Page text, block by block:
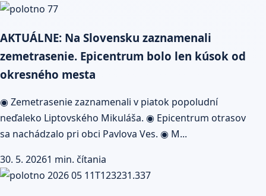
AKTUÁLNE: Na Slovensku zaznamenali
zemetrasenie. Epicentrum bolo len kúsok od
okresného mesta
◉ Zemetrasenie zaznamenali v piatok popoludní
neďaleko Liptovského Mikuláša. ◉ Epicentrum otrasov
sa nachádzalo pri obci Pavlova Ves. ◉ M...
30. 5. 20261 min. čítania